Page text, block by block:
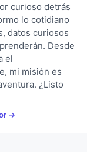
curioso detrás
lo cotidiano
datos curiosos
Desde
el
mi misión es
¿Listo